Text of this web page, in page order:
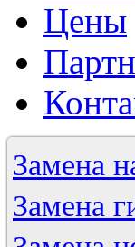
Цены
Замена
Замена